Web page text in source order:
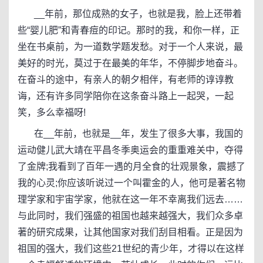
__年前，那位成熟的女子，也就是我，脸上还带着
些“婴儿肥”和青春痘的印记。那时的我，和你一样，正
坐在书桌前，为一道数学题发愁。对于一个人来说，最
美好的时光，莫过于在最美的年华，不停脚步地奋斗。
在奋斗的途中，有亲人的朝夕相伴，有老师的谆谆教
诲，还有许多同学陪你在这条奋斗路上一起哭，一起
笑，多么幸福呀!
在__年前，也就是__年，发生了很多大事，我国的
运动健儿武大靖在平昌冬季奥运会的重重难关中，夺得
了金牌;我看到了百年一遇的月全食的壮观景象，震撼了
我的心灵;你应该听说过一个叫霍金的人，他可是著名物
理学家和宇宙学家，他就在这一年不幸离我们远去……
与此同时，我们强盛的祖国也越来越强大，我们众多卓
著的研究成果，让其他国家对我们刮目相看。正是因为
祖国的强大，我们这些21世纪的青少年，才得以在这样